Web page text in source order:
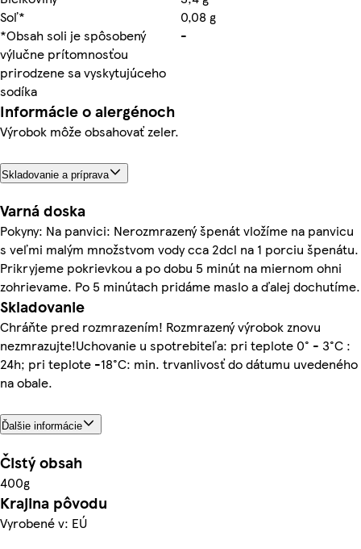
Soľ*
0,08 g
*Obsah soli je spôsobený
výlučne prítomnosťou
prirodzene sa vyskytujúceho
sodíka
-
Informácie o alergénoch
Výrobok môže obsahovať zeler.
Skladovanie a príprava
Varná doska
Pokyny: Na panvici: Nerozmrazený špenát vložíme na panvicu
s veľmi malým množstvom vody cca 2dcl na 1 porciu špenátu.
Prikryjeme pokrievkou a po dobu 5 minút na miernom ohni
zohrievame. Po 5 minútach pridáme maslo a ďalej dochutíme.
Skladovanie
Chráňte pred rozmrazením! Rozmrazený výrobok znovu
nezmrazujte!Uchovanie u spotrebiteľa: pri teplote 0° - 3°C :
24h; pri teplote -18°C: min. trvanlivosť do dátumu uvedeného
na obale.
Ďalšie informácie
Čistý obsah
400g
Krajina pôvodu
Vyrobené v: EÚ